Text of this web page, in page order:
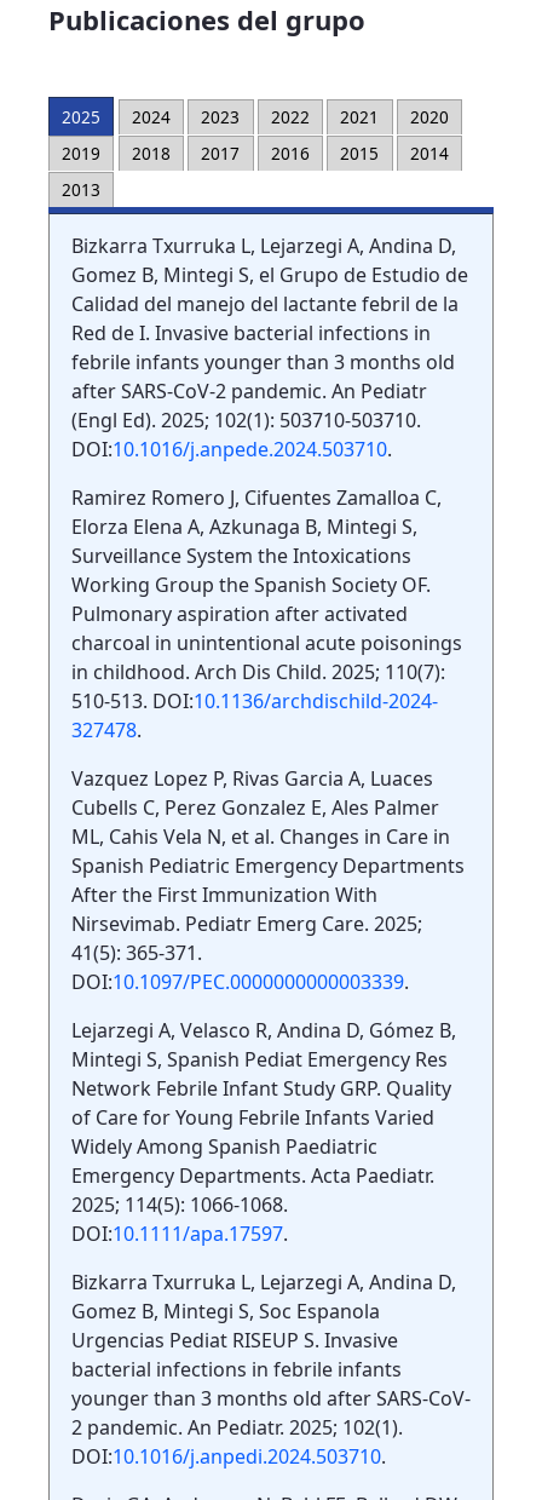
Publicaciones del grupo
2025 2024 2023 2022 2021
2020
2019
2018 2017 2016 2015
2014
2013
Bizkarra Txurruka L, Lejarzegi A, Andina D,
Gomez B, Mintegi S, el Grupo de Estudio de
Calidad del manejo del lactante febril de la
Red de I. Invasive bacterial infections in
febrile infants younger than 3 months old
after SARS-CoV-2 pandemic. An Pediatr
(Engl Ed). 2025; 102(1): 503710-503710.
DOI:10.1016/j.anpede.2024.503710.
Ramirez Romero J, Cifuentes Zamalloa C,
Elorza Elena A, Azkunaga B, Mintegi S,
Surveillance System the Intoxications
Working Group the Spanish Society OF.
Pulmonary aspiration after activated
charcoal in unintentional acute poisonings
in childhood. Arch Dis Child. 2025; 110(7):
510-513. DOI:10.1136/archdischild-2024-
327478.
Vazquez Lopez P, Rivas Garcia A, Luaces
Cubells C, Perez Gonzalez E, Ales Palmer
ML, Cahis Vela N, et al. Changes in Care in
Spanish Pediatric Emergency Departments
After the First Immunization With
Nirsevimab. Pediatr Emerg Care. 2025;
41(5): 365-371.
DOI:10.1097/PEC.0000000000003339.
Lejarzegi A, Velasco R, Andina D, Gómez B,
Mintegi S, Spanish Pediat Emergency Res
Network Febrile Infant Study GRP. Quality
of Care for Young Febrile Infants Varied
Widely Among Spanish Paediatric
Emergency Departments. Acta Paediatr.
2025; 114(5): 1066-1068.
DOI:10.1111/apa.17597.
Bizkarra Txurruka L, Lejarzegi A, Andina D,
Gomez B, Mintegi S, Soc Espanola
Urgencias Pediat RISEUP S. Invasive
bacterial infections in febrile infants
younger than 3 months old after SARS-CoV-
2 pandemic. An Pediatr. 2025; 102(1).
DOI:10.1016/j.anpedi.2024.503710.